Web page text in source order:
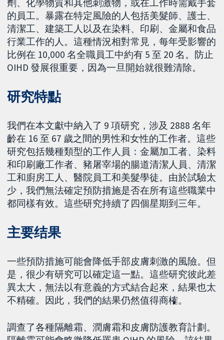
劑、化學物質和其他刺激物，或在工作時需戴手套
的員工。暴露在特定風險的人包括美髮師、護士、
清潔工、建築工人以及在染料、印刷、金屬和食品
行業工作的人。這種情況相對常見，每年受影響的
比例在 10,000 名全職員工中約有 5 至 20 名。防止
OIHD 發展很重要，因為一旦開始就很難清除。
研究特點
我們在本文獻中納入了 9 項研究，涉及 2888 名年
齡在 16 至 67 歲之間的男性和女性的工作者。這些
研究包括幾種類型的工作人員：金屬加工者、染料
和印刷廠工作者、豬屠宰場的腸道清潔人員、清潔
工和廚房工人、醫院員工和美髮學徒。由於試驗太
少，我們無法確定預防措施是否在所有這些職業中
都同樣有效。這些研究持續了四個星期到三年。
主要结果
一些預防措施可能會降低手部皮膚刺激的風險。但
是，很少有研究可以確定這一點。這些研究彼此差
異太大，無法以有意義的方式結合起來，結果也太
不精確。因此，我們的結果仍然值得商榷。
調查了各種隔離霜、潤膚霜和皮膚防護教育計劃。